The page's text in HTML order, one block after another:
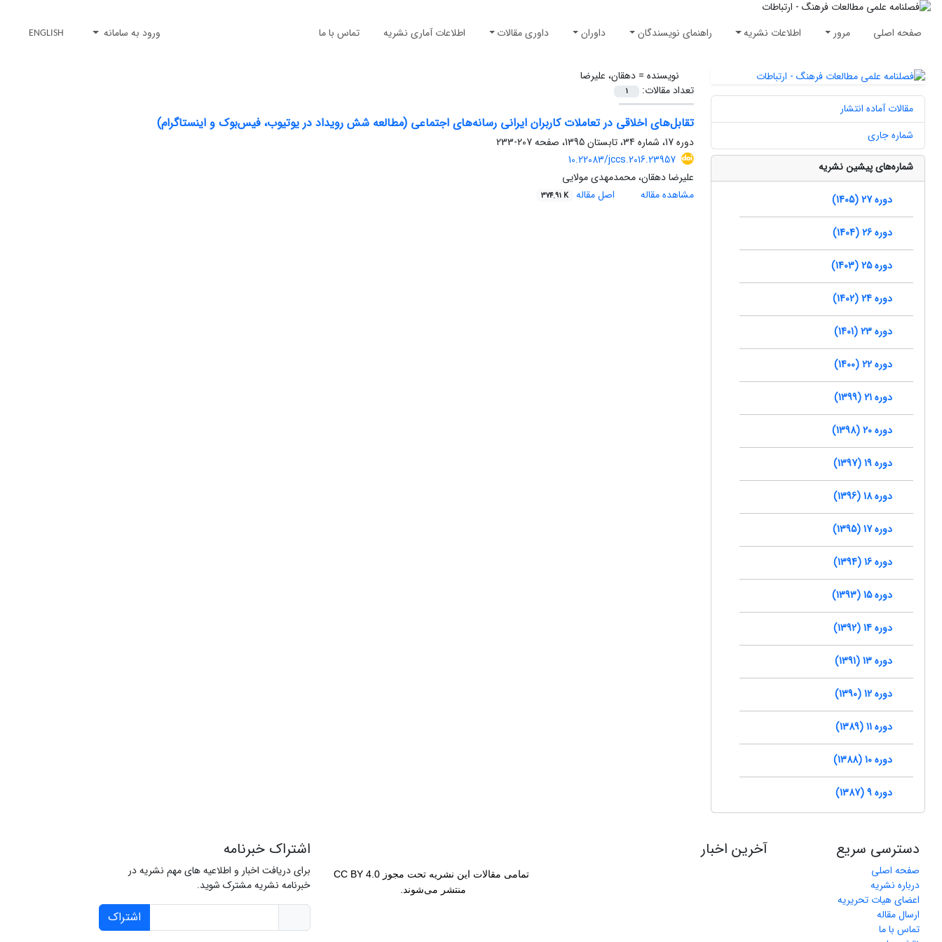
صفحه اصلی مرور اطلاعات نشریه راهنمای نویسندگان داوران داوری مقالات اطلاعات آماری نشریه تماس با ما ورود به سامانه ENGLISH
نویسنده =دهقان، علیرضا
تعداد مقالات:
1
تقابل‌های اخلاقی در تعاملات کاربران ایرانی رسانه‌های اجتماعی (مطالعه شش رویداد در یوتیوب، فیس‌بوک و اینستاگرام)
دوره 17، شماره 34، تابستان 1395، صفحه
207-233
10.22083/jccs.2016.23957
علیرضا دهقان، محمدمهدی مولایی
مشاهده مقاله
اصل مقاله 374.91 K
مقالات آماده انتشار
شماره جاری
شماره‌های پیشین نشریه
دوره 27 (1405)
دوره 26 (1404)
دوره 25 (1403)
دوره 24 (1402)
دوره 23 (1401)
دوره 22 (1400)
دوره 21 (1399)
دوره 20 (1398)
دوره 19 (1397)
دوره 18 (1396)
دوره 17 (1395)
دوره 16 (1394)
دوره 15 (1393)
دوره 14 (1392)
دوره 13 (1391)
دوره 12 (1390)
دوره 11 (1389)
دوره 10 (1388)
دوره 9 (1387)
دسترسی سریع
صفحه اصلی
درباره نشریه
اعضای هیات تحریریه
ارسال مقاله
تماس با ما
آخرین اخبار
تمامی مقالات این نشریه تحت مجوز CC BY 4.0
منتشر می‌شوند.
اشتراک خبرنامه
برای دریافت اخبار و اطلاعیه های مهم نشریه در
خبرنامه نشریه مشترک شوید.
اشتراک